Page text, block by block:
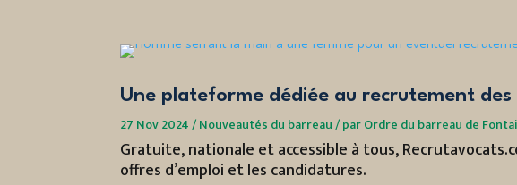
27 Nov 2024/Nouveautés du barreau/parOrdre du barreau de
Une plateforme dédiée au recrutement
Gratuite, nationale et accessible à tous,
offres d’emploi et les candidatures.